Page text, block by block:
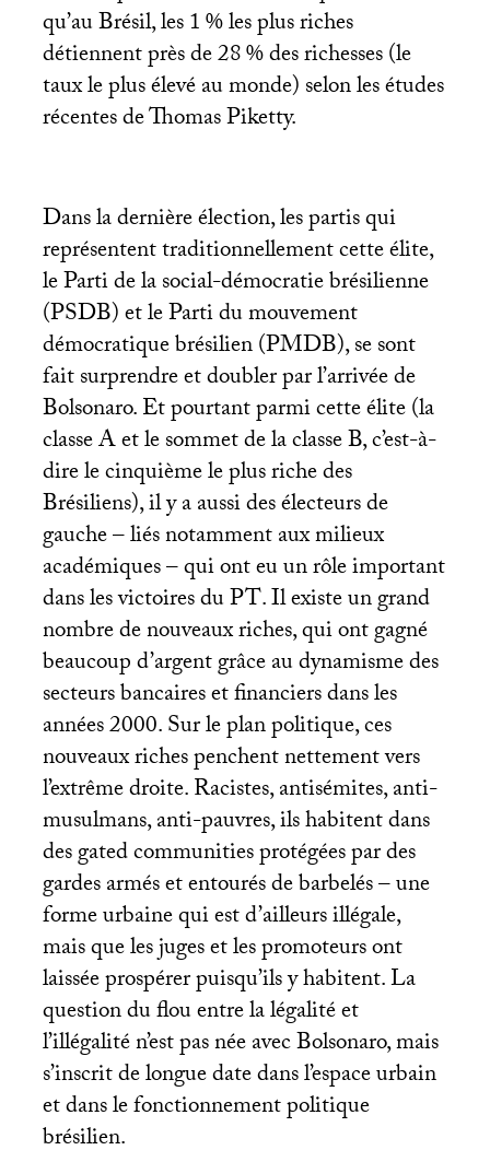
qu’au Brésil, les 1% les plus riches
détiennent près de 28% des richesses (le
taux le plus élevé au monde) selon les études
récentes de Thomas Piketty.
Dans la dernière élection, les partis qui
représentent traditionnellement cette élite,
le Parti de la social-démocratie brésilienne
(PSDB) et le Parti du mouvement
démocratique brésilien (PMDB), se sont
fait surprendre et doubler par l’arrivée de
Bolsonaro. Et pourtant parmi cette élite (la
classe A et le sommet de la classe B, c’est-à-
dire le cinquième le plus riche des
Brésiliens), il y a aussi des électeurs de
gauche – liés notamment aux milieux
académiques – qui ont eu un rôle important
dans les victoires duPT. Il existe un grand
nombre de nouveaux riches, qui ont gagné
beaucoup d’argent grâce au dynamisme des
secteurs bancaires et financiers dans les
années 2000. Sur le plan politique, ces
nouveaux riches penchent nettement vers
l’extrême droite. Racistes, antisémites, anti-
musulmans, anti-pauvres, ils habitent dans
des gated communities protégées par des
gardes armés et entourés de barbelés – une
forme urbaine qui est d’ailleurs illégale,
mais que les juges et les promoteurs ont
laissée prospérer puisqu’ils y habitent. La
question du flou entre la légalité et
l’illégalité n’est pas née avec Bolsonaro, mais
s’inscrit de longue date dans l’espace urbain
et dans le fonctionnement politique
brésilien.